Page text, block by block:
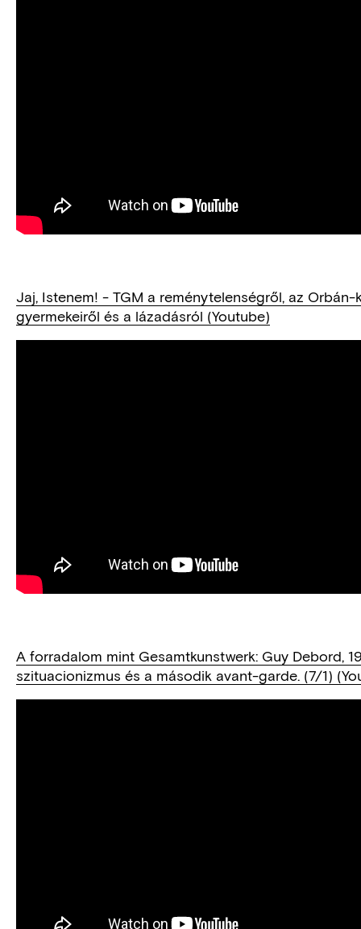
Jaj, Istenem! - TGM a reménytelenségről, az Orbán-
gyermekeiről és a lázadásról (Youtube)
A forradalom mint Gesamtkunstwerk: Guy Debord,
szituacionizmus és a második avant-garde. (7/1)